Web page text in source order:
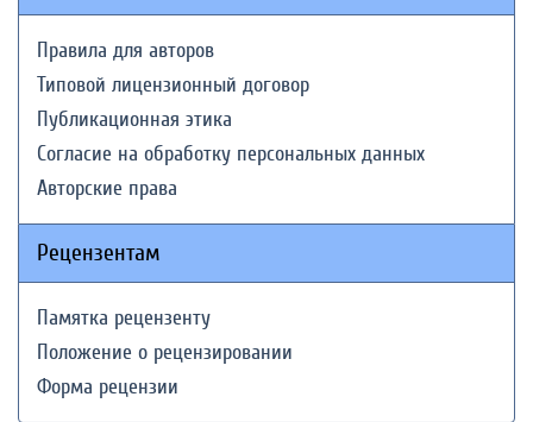
Правила для авторов
Типовой лицензионный договор
Публикационная этика
Согласие на обработку персональных данных
Авторские права
Рецензентам
Памятка рецензенту
Положение о рецензировании
Форма рецензии